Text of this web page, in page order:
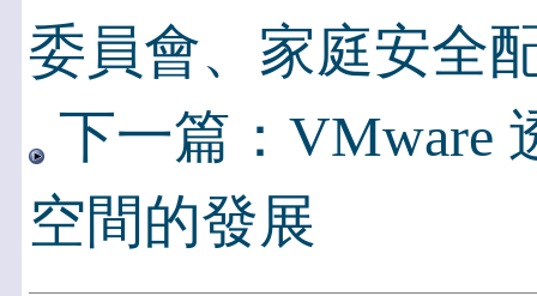
委員會、家庭安全
下一篇：VMware
空間的發展